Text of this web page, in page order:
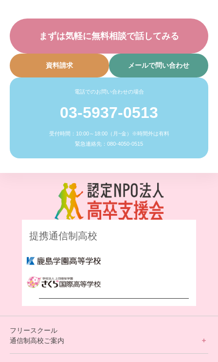
まずは気軽に無料相談で話してみる
資料請求 メールで問い合わせ
電話でのお問い合わせの場合
03-5937-0513
受付時間：10:00～18:00（月~金）※時間外は有料
緊急連絡先：080-4050-0515
提携通信制高校
フリースクール
通信制高校ご案内